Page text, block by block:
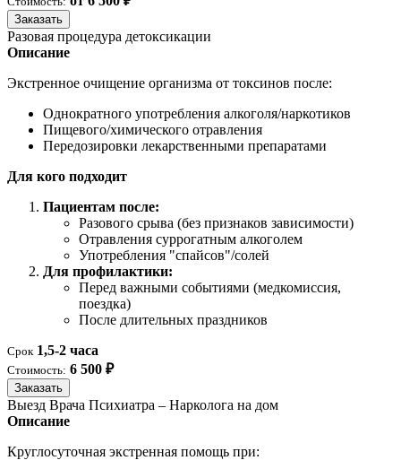
Заказать
Разовая процедура детоксикации
Описание
Экстренное очищение организма от токсинов после:
Однократного употребления алкоголя/наркотиков
Пищевого/химического отравления
Передозировки лекарственными препаратами
Для кого подходит
Пациентам после:
Разового срыва (без признаков зависимости)
Отравления суррогатным алкоголем
Употребления "спайсов"/солей
Для профилактики:
Перед важными событиями (медкомиссия,
поездка)
После длительных праздников
Срок 1,5-2 часа
Стоимость: 6 500 ₽
Заказать
Выезд Врача Психиатра – Нарколога на дом
Описание
Круглосуточная экстренная помощь при: